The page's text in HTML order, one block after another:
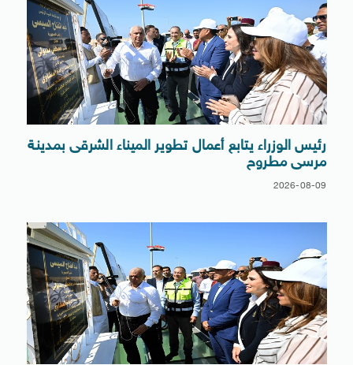
رئيس الوزراء يتابع أعمال تطوير الميناء الشرقى بمدينة
مرسى مطروح
2026-08-09